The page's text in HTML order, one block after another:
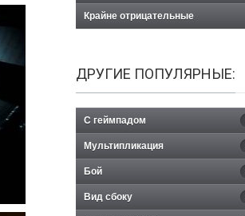
Крайне отрицательные
ДРУГИЕ ПОПУЛЯРНЫЕ:
С геймпадом
Мультипликация
Бой
Вид сбоку